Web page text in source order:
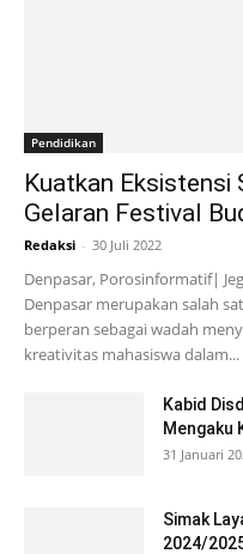
Pendidikan
Kuatkan Eksistensi
Gelaran Festival
Redaksi - 30 Juli 2022
Denpasar, Porosinformatif|
Denpasar merupakan salah
berperan sebagai wadah
kreativitas mahasiswa dalam...
Kabid
Mengaku
31 Januari
Simak
2024/